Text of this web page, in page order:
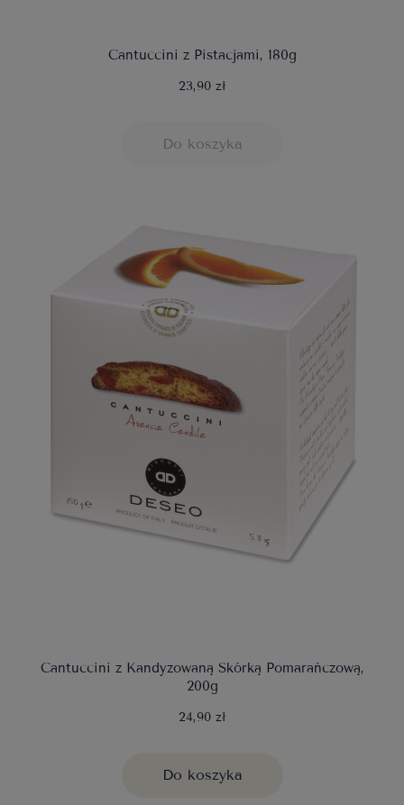
Cantuccini z Pistacjami, 180g
23,90 zł
Do koszyka
Cantuccini z Kandyzowaną Skórką Pomarańczową,
200g
24,90 zł
Do koszyka